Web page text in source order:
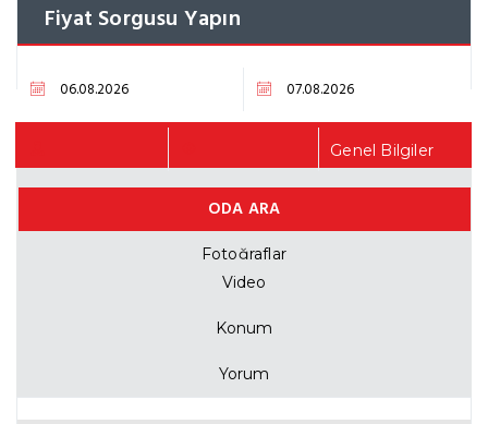
Fiyat Sorgusu Yapın
ODA ARA
Genel Bilgiler
Fiyat Listesi
Fotoğraflar
Video
Konum
Yorum